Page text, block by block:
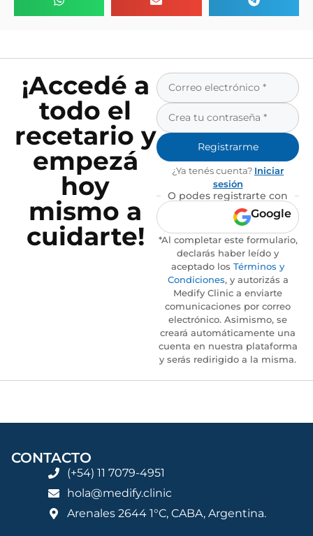
¡Accedé a
todo el
recetario y
empezá
hoy
mismo a
cuidarte!
Registrarme
¿Ya tenés cuenta? Iniciar
sesión
O podes registrarte con
Google
*Al completar este formulario,
declarás haber leído y
aceptado los Términos y
Condiciones, y autorizás a
Medify Clinic a enviarte
comunicaciones por correo
electrónico. Asimismo, se
creará automáticamente una
cuenta en nuestra plataforma
y serás redirigido a la misma.
CONTACTO
(+54) 11 7079-4951
hola@medify.clinic
Arenales 2644 1°C, CABA, Argentina.